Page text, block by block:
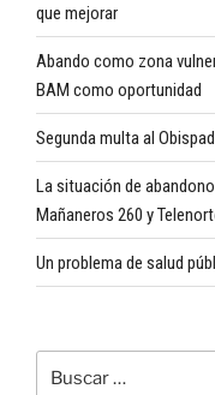
que mejorar
Abando como zona
BAM como oportunidad
Segunda multa al
La situación de
Mañaneros 260 y
Un problema de salud